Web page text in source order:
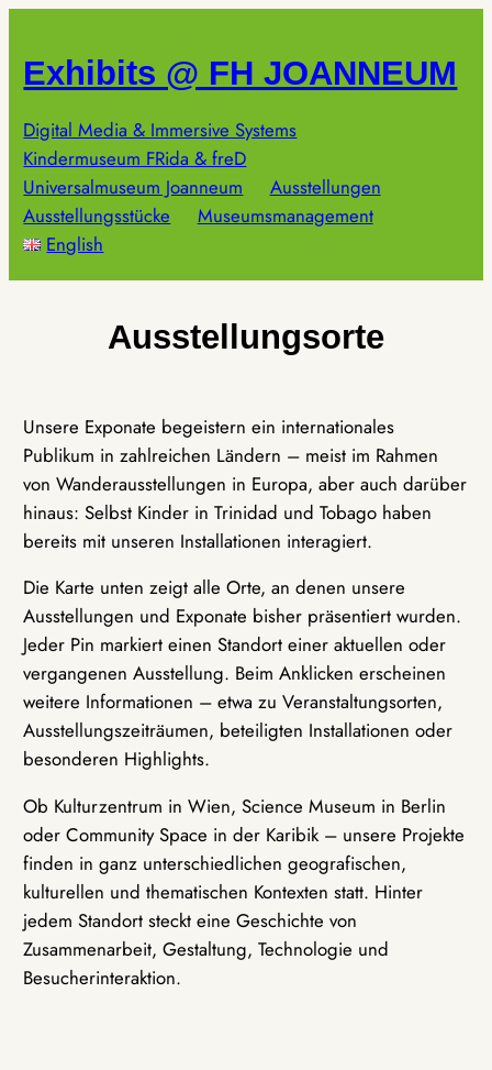
springen
Exhibits @ FH JOANNEUM
Digital Media & Immersive Systems
Kindermuseum FRida & freD
Universalmuseum Joanneum
Ausstellungen
Ausstellungsstücke
Museumsmanagement
English
Ausstellungsorte
Unsere Exponate begeistern ein internationales
Publikum in zahlreichen Ländern – meist im Rahmen
von Wanderausstellungen in Europa, aber auch darüber
hinaus: Selbst Kinder in Trinidad und Tobago haben
bereits mit unseren Installationen interagiert.
Die Karte unten zeigt alle Orte, an denen unsere
Ausstellungen und Exponate bisher präsentiert wurden.
Jeder Pin markiert einen Standort einer aktuellen oder
vergangenen Ausstellung. Beim Anklicken erscheinen
weitere Informationen – etwa zu Veranstaltungsorten,
Ausstellungszeiträumen, beteiligten Installationen oder
besonderen Highlights.
Ob Kulturzentrum in Wien, Science Museum in Berlin
oder Community Space in der Karibik – unsere Projekte
finden in ganz unterschiedlichen geografischen,
kulturellen und thematischen Kontexten statt. Hinter
jedem Standort steckt eine Geschichte von
Zusammenarbeit, Gestaltung, Technologie und
Besucherinteraktion.